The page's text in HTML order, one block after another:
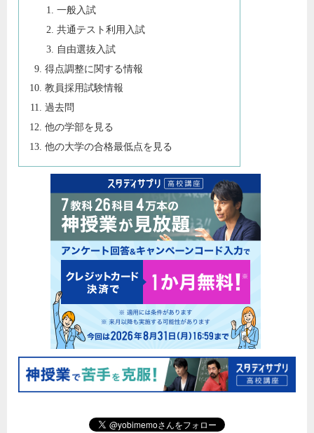
一般入試
共通テスト利用入試
自由選抜入試
得点調整に関する情報
教員採用試験情報
過去問
他の学部を見る
他の大学の合格最低点を見る